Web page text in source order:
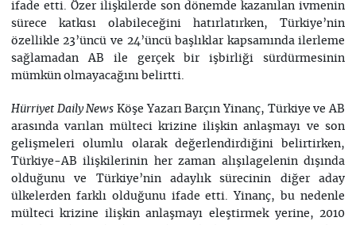
ifade etti. Özer ilişkilerde son dönemde kazanılan ivmenin
sürece katkısı olabileceğini hatırlatırken, Türkiye’nin
özellikle 23’üncü ve 24’üncü başlıklar kapsamında ilerleme
sağlamadan AB ile gerçek bir işbirliği sürdürmesinin
mümkün olmayacağını belirtti.
Hürriyet Daily News Köşe Yazarı Barçın Yinanç, Türkiye ve AB
arasında varılan mülteci krizine ilişkin anlaşmayı ve son
gelişmeleri olumlu olarak değerlendirdiğini belirtirken,
Türkiye-AB ilişkilerinin her zaman alışılagelenin dışında
olduğunu ve Türkiye’nin adaylık sürecinin diğer aday
ülkelerden farklı olduğunu ifade etti. Yinanç, bu nedenle
mülteci krizine ilişkin anlaşmayı eleştirmek yerine, 2010